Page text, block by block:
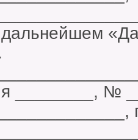
________, №